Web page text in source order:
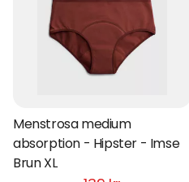
Menstrosa medium
absorption - Hipster - Imse
Brun XL